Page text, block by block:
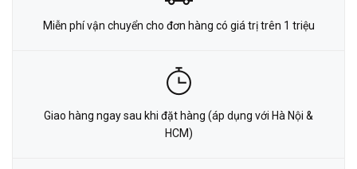
Miễn phí vận chuyển cho đơn hàng có giá trị trên 1 triệu
Giao hàng ngay sau khi đặt hàng (áp dụng với Hà Nội &
HCM)